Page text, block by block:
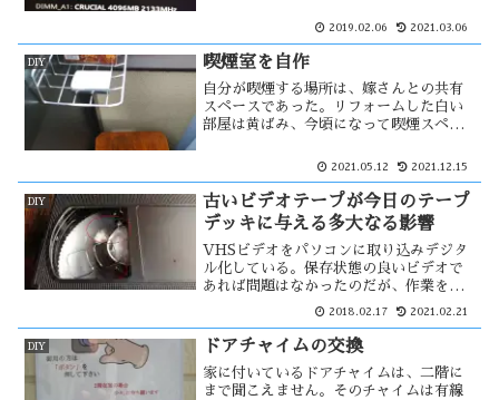
し、それは関係がない様だった。OSのク
ていたら、進むも退くも出来ない状況
に・・
2019.02.06 2021.03.06
DIY 喫煙室を自作
自分が喫煙する場所は、嫁さんとの共有
スペースであった。リフォームした白い
部屋は黄ばみ、今頃になって喫煙スペー
た一画を整理し、そこを隔離された場所
ても完全に隔離する事は技術的に出来
ず・・
2021.05.12 2021.12.15
DIY
古いビデオテープが今日のテープ
デッキに与える多大なる影響
VHSビデオをパソコンに取り込みデジタ
ル化している。保存状態の良いビデオで
あれば問題はなかったのだが、作業を進
めて行く内に色々と問題が発生した。人
目に晒せないビデオであったため、劣悪
な環境の場所に保管していた。そのため
か、テープにカビが生えていた。このカ
ビを・・
2018.02.17 2021.02.21
DIY ドアチャイムの交換
家に付いているドアチャイムは、二階に
まで聞こえません。そのチャイムは有線